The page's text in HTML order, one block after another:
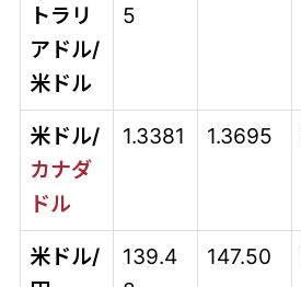
トラリ
アドル/
米ドル
5
米ドル/
カナダ
ドル
1.3381 1.3695
米ドル/
139.4
147.50